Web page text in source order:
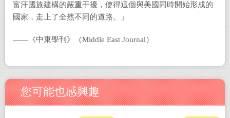
富汗國族建構的嚴重干擾，使得這個與美國同時開始形成的
國家，走上了全然不同的道路。」
――《中東學刊》（Middle East Journal）
您可能也感興趣